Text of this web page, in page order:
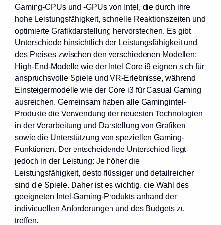
Gaming-CPUs und -GPUs von Intel, die durch ihre
hohe Leistungsfähigkeit, schnelle Reaktionszeiten und
optimierte Grafikdarstellung hervorstechen. Es gibt
Unterschiede hinsichtlich der Leistungsfähigkeit und
des Preises zwischen den verschiedenen Modellen:
High-End-Modelle wie der Intel Core i9 eignen sich für
anspruchsvolle Spiele und VR-Erlebnisse, während
Einsteigermodelle wie der Core i3 für Casual Gaming
ausreichen. Gemeinsam haben alle Gamingintel-
Produkte die Verwendung der neuesten Technologien
in der Verarbeitung und Darstellung von Grafiken
sowie die Unterstützung von speziellen Gaming-
Funktionen. Der entscheidende Unterschied liegt
jedoch in der Leistung: Je höher die
Leistungsfähigkeit, desto flüssiger und detailreicher
sind die Spiele. Daher ist es wichtig, die Wahl des
geeigneten Intel-Gaming-Produkts anhand der
individuellen Anforderungen und des Budgets zu
treffen.